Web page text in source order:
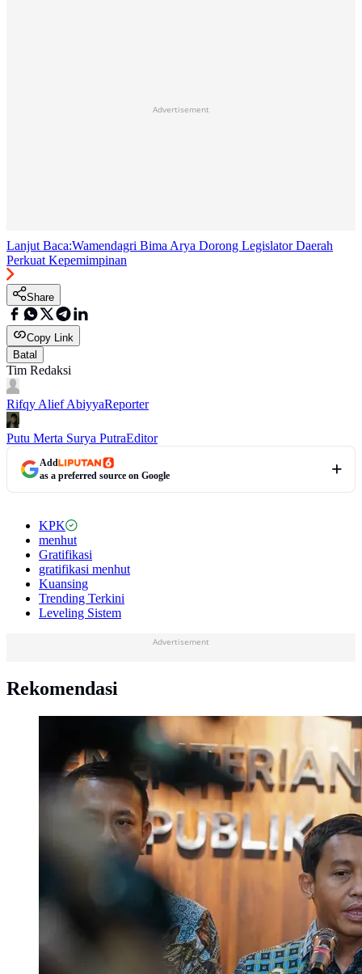
Advertisement
Lanjut Baca:Wamendagri Bima Arya Dorong Legislator Daerah
Perkuat Kepemimpinan
Share
Copy Link
Batal
Tim Redaksi
Rifqy Alief AbiyyaReporter
Putu Merta Surya PutraEditor
Add
as a preferred source on Google
KPK
menhut
Gratifikasi
gratifikasi menhut
Kuansing
Trending Terkini
Leveling Sistem
Advertisement
Rekomendasi